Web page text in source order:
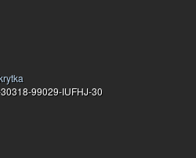
99029-IUFHJ-30